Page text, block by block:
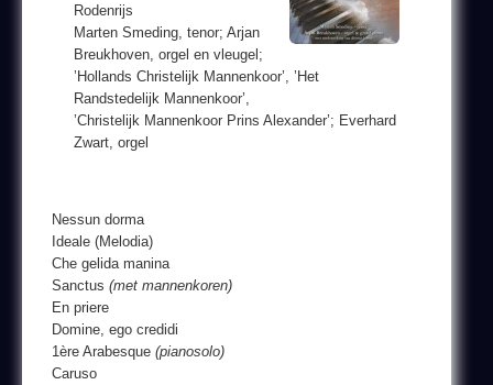
Rodenrijs
Marten Smeding, tenor; Arjan
Breukhoven, orgel en vleugel;
’Hollands Christelijk Mannenkoor’, ’Het
Randstedelijk Mannenkoor’,
’Christelijk Mannenkoor Prins Alexander’; Everhard
Zwart, orgel
Nessun dorma
Ideale (Melodia)
Che gelida manina
Sanctus (met mannenkoren)
En priere
Domine, ego credidi
1ère Arabesque (pianosolo)
Caruso